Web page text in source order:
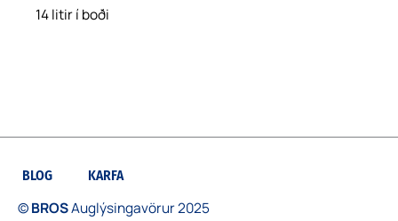
14 litir í boði
BLOG KARFA
©BROSAuglýsingavörur 2025